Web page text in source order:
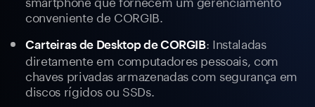
conveniente de CORGIB.
Carteiras de Desktop de CORGIB: Instaladas
diretamente em computadores pessoais, com
chaves privadas armazenadas com segurança em
discos rígidos ou SSDs.